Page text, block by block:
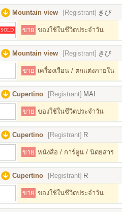
Mountain view [Registrant] きび
SOLD ขาย ของใช้ในชีวิตประจำวัน
Mountain view [Registrant] きび
ขาย เครื่องเรือน / ตกแต่งภายใน
Cupertino [Registrant] MAI
ขาย ของใช้ในชีวิตประจำวัน
Cupertino [Registrant] R
ขาย หนังสือ / การ์ตูน / นิตยสาร
Cupertino [Registrant] R
ขาย ของใช้ในชีวิตประจำวัน